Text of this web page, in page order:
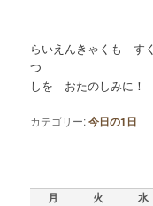
らいえんきゃくも す
つ お
しを おたのしみに！
カテゴリー:今日の1日
月 火 水